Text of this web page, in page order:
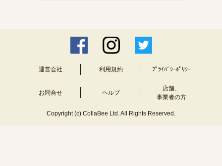
運営会社 利用規約 ﾌﾟﾗｲﾊﾞｼｰﾎﾟﾘｼｰ
お問合せ ヘルプ
店舗、
事業者の方
Copyright (c) CollaBee Ltd. All Rights Reserved.